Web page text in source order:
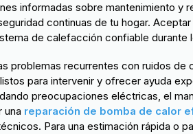
informadas sobre mantenimiento y
continuas de tu hogar.
de calefacción confiable durante
problemas recurrentes con ruidos
para intervenir y ofrecer ayuda
preocupaciones eléctricas, el
una reparación de bomba de calor
Para una estimación rápida o